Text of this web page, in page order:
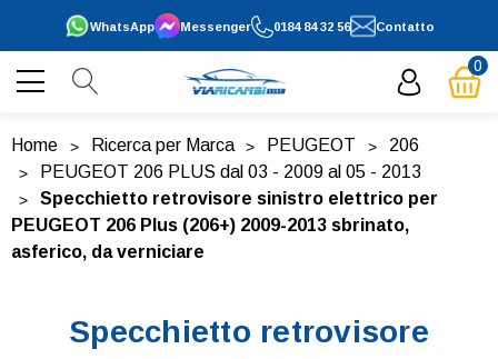
0184 84 32 56
WhatsApp Contatto
Messenger
0
Home Ricerca per Marca PEUGEOT
206
PEUGEOT 206 PLUS dal 03 - 2009 al 05 - 2013
Specchietto retrovisore sinistro elettrico per
PEUGEOT 206 Plus (206+) 2009-2013 sbrinato,
asferico, da verniciare
Specchietto retrovisore